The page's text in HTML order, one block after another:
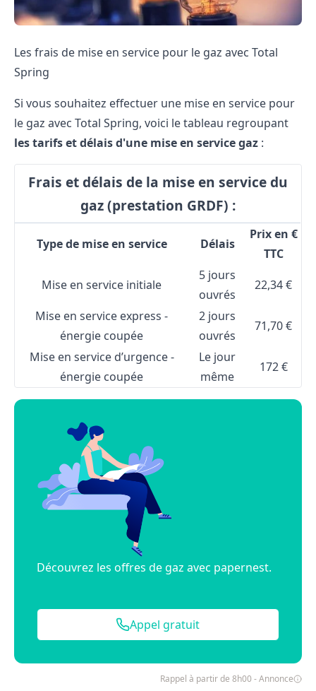
Les frais de mise en service pour le gaz avec Total
Spring
Si vous souhaitez effectuer une mise en service pour
le gaz avec Total Spring, voici le tableau regroupant
les tarifs et délais d'une mise en service gaz :
Frais et délais de la mise en service du
gaz (prestation GRDF) :
Type de mise en service Délais
Prix en €
TTC
Mise en service initiale
5 jours
ouvrés
22,34 €
Mise en service express -
énergie coupée
2 jours
ouvrés
71,70 €
Mise en service d’urgence -
énergie coupée
Le jour
même
172 €
Découvrez les offres de gaz avec papernest.
Appel gratuit
Rappel à partir de 8h00 - Annonce